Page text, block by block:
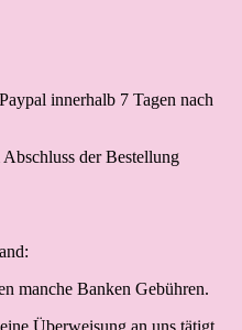
innerhalb 7 Tagen nach
der Bestellung
manche Banken Gebühren.
Überweisung an uns tätigt